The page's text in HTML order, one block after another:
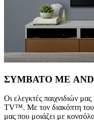
ΣΥΜΒΑΤΟ ΜΕ
Οι ελεγκτές παιχνιδιών
TV™. Με τον διακόπτη του
μας που μοιάζει με